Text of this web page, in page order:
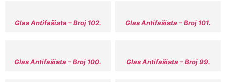
Glas Antifašista – Broj 102. Glas Antifašista – Broj 101.
Glas Antifašista – Broj 100. Glas Antifašista – Broj 99.